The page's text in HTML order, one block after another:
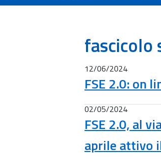
fascicolo
12/06/2024
FSE 2.0: on
02/05/2024
FSE 2.0, al
aprile attivo